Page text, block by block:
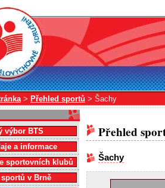
> Přehled sportů > Šachy
Přehled
Šachy
výbor BTS
a informace
sportovních klubů
sportů v Brně